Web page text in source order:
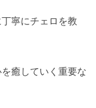
寧にチェロを教
癒していく重要な